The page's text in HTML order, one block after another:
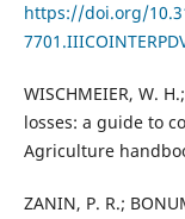
https://doi.org/
WISCHMEIER, W.
losses: a guide to
Agriculture
ZANIN, P. R.;